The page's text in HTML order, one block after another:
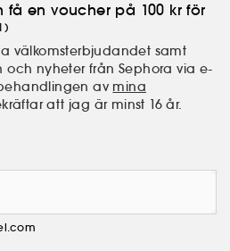
få en voucher på 100 kr för
välkomsterbjudandet samt
nyheter från Sephora via e-
av mina
att jag är minst 16 år.